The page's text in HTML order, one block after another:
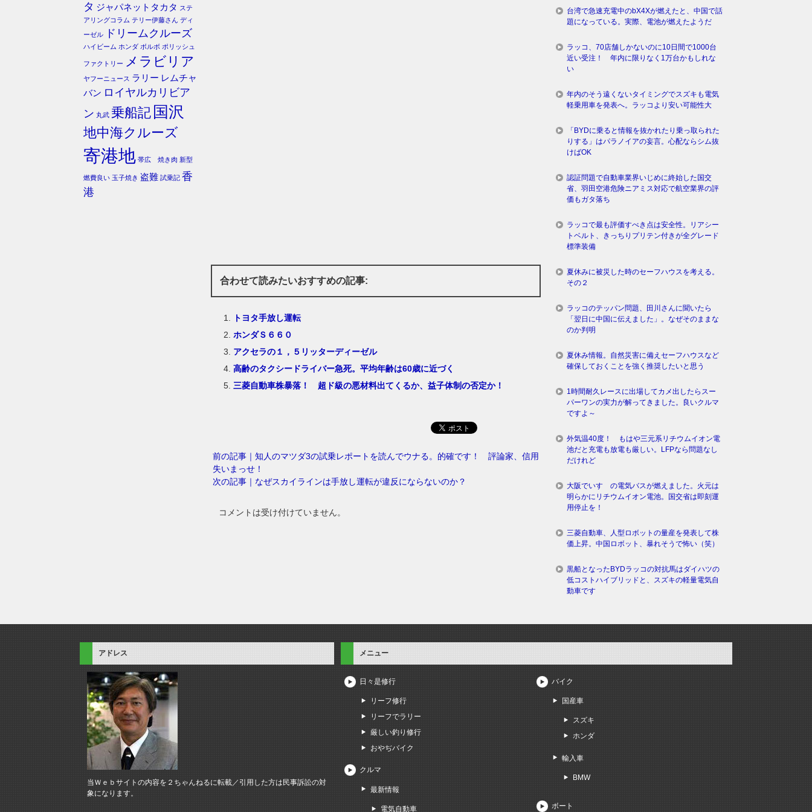
合わせて読みたいおすすめの記事:
トヨタ手放し運転
ホンダＳ６６０
アクセラの１，５リッターディーゼル
高齢のタクシードライバー急死。平均年齢は60歳に近づく
三菱自動車株暴落！ 超ド級の悪材料出てくるか、益子体制の否定か！
前の記事｜知人のマツダ3の試乗レポートを読んでウナる。的確です！ 評論家、信用
失いまっせ！
次の記事｜なぜスカイラインは手放し運転が違反にならないのか？
コメントは受け付けていません。
タ ジャパネットタカタ ステ
アリングコラム テリー伊藤さん ディ
ーゼル
ドリームクルーズ
ハイビーム ホンダ ボルボ ポリッシュ
ファクトリー メラビリア
ヤフーニュース ラリー レムチャ
バン ロイヤルカリビア
ン 丸武 乗船記 国沢
地中海クルーズ
寄港地 帯広 焼き肉 新型
燃費良い 玉子焼き 盗難 試乗記 香
港
台湾で急速充電中のbX4Xが燃えたと、中国で話
題になっている。実際、電池が燃えたようだ
ラッコ、70店舗しかないのに10日間で1000台
近い受注！ 年内に限りなく1万台かもしれな
い
年内のそう遠くないタイミングでスズキも電気
軽乗用車を発表へ。ラッコより安い可能性大
「BYDに乗ると情報を抜かれたり乗っ取られた
りする」はパラノイアの妄言。心配ならシム抜
けばOK
認証問題で自動車業界いじめに終始した国交
省、羽田空港危険ニアミス対応で航空業界の評
価もガタ落ち
ラッコで最も評価すべき点は安全性。リアシー
トベルト、きっちりプリテン付きが全グレード
標準装備
夏休みに被災した時のセーフハウスを考える。
その２
ラッコのテッパン問題、田川さんに聞いたら
「翌日に中国に伝えました」。なぜそのままな
のか判明
夏休み情報。自然災害に備えセーフハウスなど
確保しておくことを強く推奨したいと思う
1時間耐久レースに出場してカメ出したらスー
パーワンの実力が解ってきました。良いクルマ
ですよ～
外気温40度！ もはや三元系リチウムイオン電
池だと充電も放電も厳しい。LFPなら問題なし
だけれど
大阪でいすゞの電気バスが燃えました。火元は
明らかにリチウムイオン電池。国交省は即刻運
用停止を！
三菱自動車、人型ロボットの量産を発表して株
価上昇。中国ロボット、暴れそうで怖い（笑）
黒船となったBYDラッコの対抗馬はダイハツの
低コストハイブリッドと、スズキの軽量電気自
動車です
アドレス
当Ｗｅｂサイトの内容を２ちゃんねるに転載／引用した方は民事訴訟の対
象になります。
メニュー
日々是修行
リーフ修行
リーフでラリー
厳しい釣り修行
おやぢバイク
クルマ
最新情報
電気自動車
バイク
国産車
スズキ
ホンダ
輸入車
BMW
ボート